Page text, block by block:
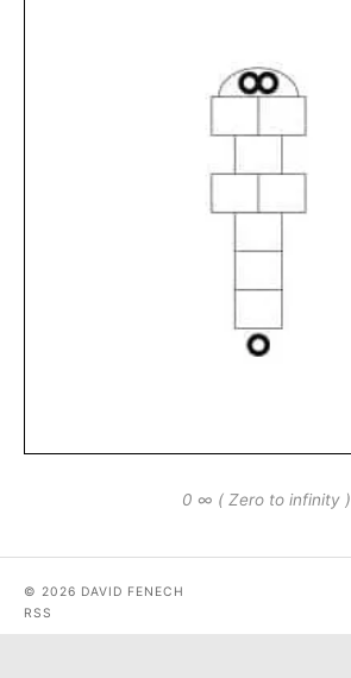
0 ∞ ( Zero to infinity )
© 2026 DAVID FENECH
RSS